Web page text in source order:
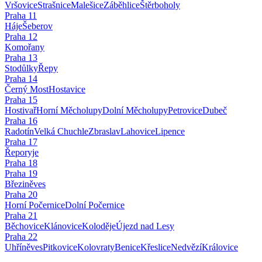
VršoviceStrašniceMalešiceZáběhliceŠtěrboholy
Praha 11
HájeŠeberov
Praha 12
Komořany
Praha 13
StodůlkyŘepy
Praha 14
Černý MostHostavice
Praha 15
HostivařHorní MěcholupyDolní MěcholupyPetroviceDubeč
Praha 16
RadotínVelká ChuchleZbraslavLahoviceLipence
Praha 17
Řeporyje
Praha 18
Praha 19
Březiněves
Praha 20
Horní PočerniceDolní Počernice
Praha 21
BěchoviceKlánoviceKolodějeÚjezd nad Lesy
Praha 22
UhříněvesPitkoviceKolovratyBeniceKřesliceNedvězíKrálovice